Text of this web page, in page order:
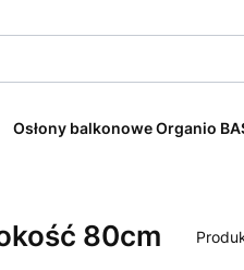
Osłony balkonowe Organio
80cm